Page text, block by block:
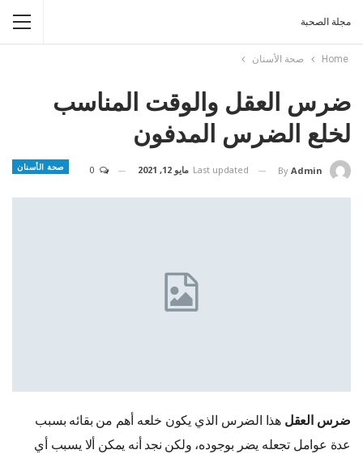
مجلة الصحبة
Home صحة الأسنان
ضرس العقل والوقت المناسب
لخلع الضرس المدفون
صحة الأسنان By Admin
Last updated مايو 12, 2021
ضرس العقل هذا الضرس الذي يكون خلعه أهم من بقائه بسبب
عدة عوامل تجعله يضر بوجوده، ولكن نجد أنه يمكن ألا يسبب أي